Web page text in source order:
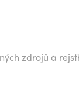
zdrojů a